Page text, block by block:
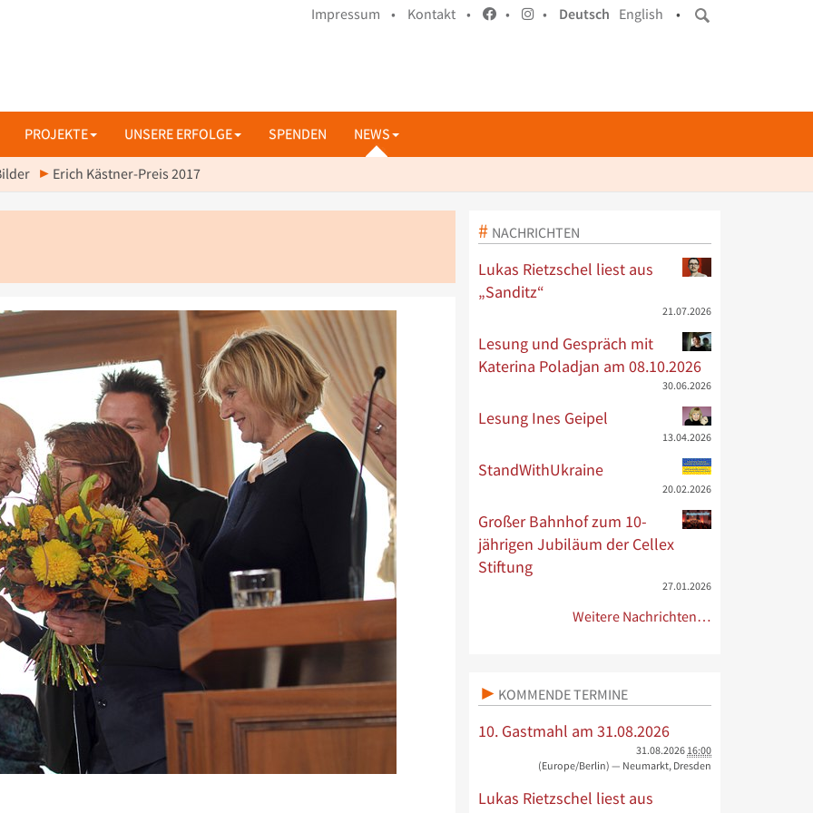
Impressum • Kontakt • • • Deutsch English •
PROJEKTE UNSERE ERFOLGE SPENDEN NEWS
Erich Kästner-Preis 2017
NACHRICHTEN
Lukas Rietzschel liest aus
„Sanditz“
21.07.2026
Lesung und Gespräch mit
Katerina Poladjan am 08.10.2026
30.06.2026
Lesung Ines Geipel
13.04.2026
StandWithUkraine
20.02.2026
Großer Bahnhof zum 10-
jährigen Jubiläum der Cellex
Stiftung
27.01.2026
Weitere Nachrichten…
KOMMENDE TERMINE
10. Gastmahl am 31.08.2026
31.08.2026 16:00
(Europe/Berlin) — Neumarkt, Dresden
Lukas Rietzschel liest aus